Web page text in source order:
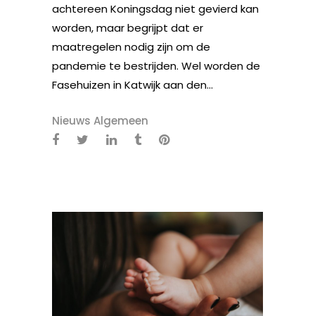
achtereen Koningsdag niet gevierd kan
worden, maar begrijpt dat er
maatregelen nodig zijn om de
pandemie te bestrijden. Wel worden de
Fasehuizen in Katwijk aan den...
Nieuws Algemeen